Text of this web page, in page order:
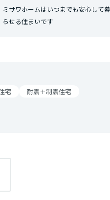
ミサワホームはいつまでも安心して暮
らせる住まいです
宅
耐震＋制震住宅